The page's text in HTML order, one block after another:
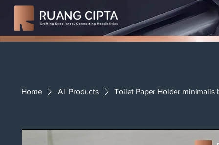
Home All Products Toilet Paper Holder minimalis